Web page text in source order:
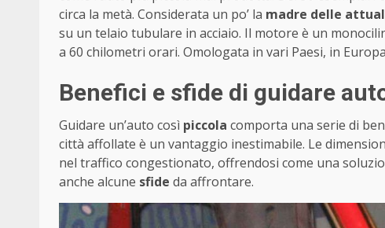
circa la metà. Considerata un po’ la madre delle
su un telaio tubulare in acciaio. Il motore è un
a 60 chilometri orari. Omologata in vari Paesi, in
Benefici e sfide di guidare
Guidare un’auto così piccola comporta una serie di
città affollate è un vantaggio inestimabile. Le
nel traffico congestionato, offrendosi come una
anche alcune sfide da affrontare.